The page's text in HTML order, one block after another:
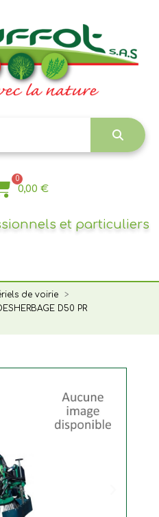
0,00 €
et particuliers
de voirie
D50 PR